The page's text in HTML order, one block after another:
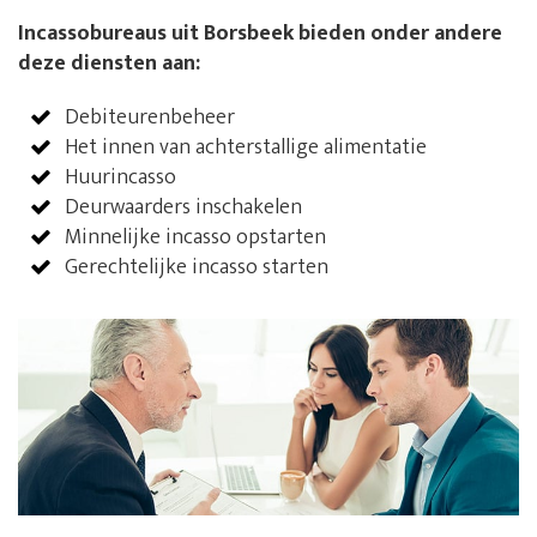
Incassobureaus uit Borsbeek bieden onder andere
deze diensten aan:
Debiteurenbeheer
Het innen van achterstallige alimentatie
Huurincasso
Deurwaarders inschakelen
Minnelijke incasso opstarten
Gerechtelijke incasso starten